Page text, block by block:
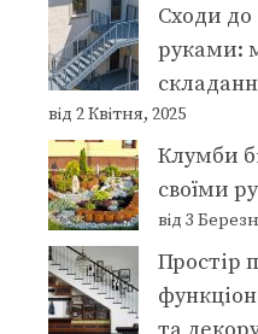
Сходи до
руками:
від 2 Квітня, 2025
Клумби
своїми
від 3
Простір